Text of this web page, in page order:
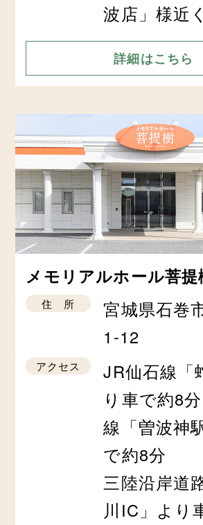
波店」様近く
詳細はこちら
メモリアルホール菩提
住 所
宮城県石巻
1-12
アクセス
JR仙石線「
り車で約8
線「曽波神
で約8分
三陸沿岸道
川IC」より